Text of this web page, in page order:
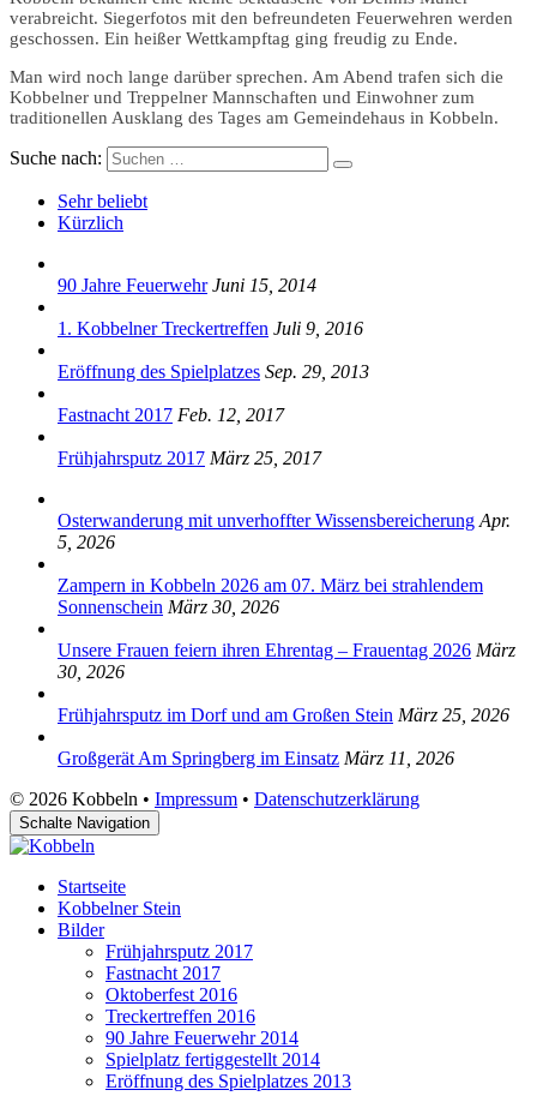
verabreicht. Siegerfotos mit den befreundeten Feuerwehren werden
geschossen. Ein heißer Wettkampftag ging freudig zu Ende.
Man wird noch lange darüber sprechen. Am Abend trafen sich die
Kobbelner und Treppelner Mannschaften und Einwohner zum
traditionellen Ausklang des Tages am Gemeindehaus in Kobbeln.
Suche nach:
Sehr beliebt
Kürzlich
90 Jahre Feuerwehr Juni 15, 2014
1. Kobbelner Treckertreffen Juli 9, 2016
Eröffnung des Spielplatzes Sep. 29, 2013
Fastnacht 2017 Feb. 12, 2017
Frühjahrsputz 2017 März 25, 2017
Osterwanderung mit unverhoffter Wissensbereicherung Apr.
5, 2026
Zampern in Kobbeln 2026 am 07. März bei strahlendem
Sonnenschein März 30, 2026
Unsere Frauen feiern ihren Ehrentag – Frauentag 2026 März
30, 2026
Frühjahrsputz im Dorf und am Großen Stein März 25, 2026
Großgerät Am Springberg im Einsatz März 11, 2026
© 2026 Kobbeln • Impressum • Datenschutzerklärung
Schalte Navigation
Startseite
Kobbelner Stein
Bilder
Frühjahrsputz 2017
Fastnacht 2017
Oktoberfest 2016
Treckertreffen 2016
90 Jahre Feuerwehr 2014
Spielplatz fertiggestellt 2014
Eröffnung des Spielplatzes 2013